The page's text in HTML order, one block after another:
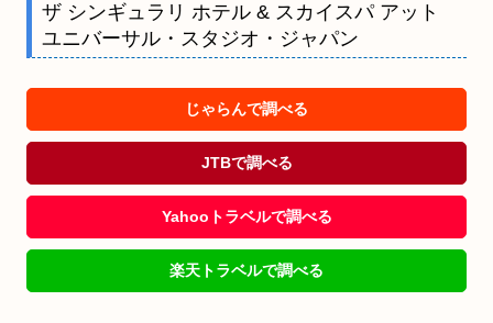
ザ シンギュラリ ホテル & スカイスパ アット
ユニバーサル・スタジオ・ジャパン
じゃらんで調べる
JTBで調べる
Yahooトラベルで調べる
楽天トラベルで調べる